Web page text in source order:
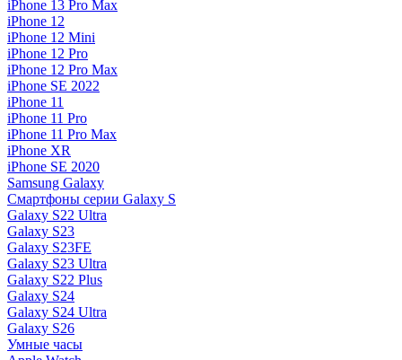
iPhone 13 Pro Max
iPhone 12
iPhone 12 Mini
iPhone 12 Pro
iPhone 12 Pro Max
iPhone SE 2022
iPhone 11
iPhone 11 Pro
iPhone 11 Pro Max
iPhone XR
iPhone SE 2020
Samsung Galaxy
Смартфоны серии Galaxy S
Galaxy S22 Ultra
Galaxy S23
Galaxy S23FE
Galaxy S23 Ultra
Galaxy S22 Plus
Galaxy S24
Galaxy S24 Ultra
Galaxy S26
Умные часы